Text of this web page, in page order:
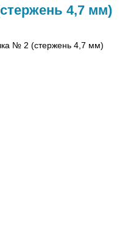
4,7 мм)
№ 2 (стержень 4,7 мм)